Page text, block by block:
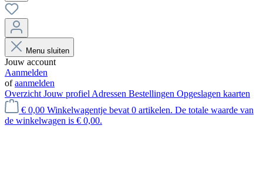
Menu sluiten
Jouw account
Aanmelden
ofaanmelden
Overzicht Jouw profiel Adressen Bestellingen Opgeslagen kaarten
€ 0,00 Winkelwagentje bevat 0 artikelen. De totale waarde van
de winkelwagen is € 0,00.